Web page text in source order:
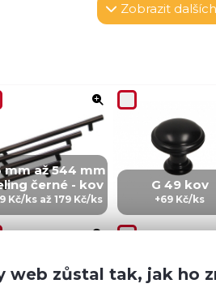
Zobrazit
mm až 544 mm
černé - kov
Kč/ks až 179 Kč/ks
G 49 kov
+69 Kč/ks
web zůstal tak, jak ho